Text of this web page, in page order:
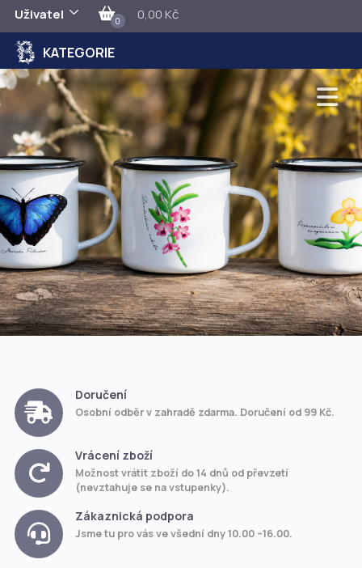
Uživatel 0 0,00 Kč
KATEGORIE
Doručení
Osobní odběr v zahradě zdarma. Doručení od 99 Kč.
Vrácení zboží
Možnost vrátit zboží do 14 dnů od převzetí
(nevztahuje se na vstupenky).
Zákaznická podpora
Jsme tu pro vás ve všední dny 10.00 –16.00.